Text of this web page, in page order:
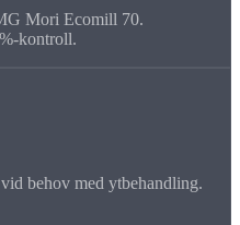
Mori Ecomill 70.
kontroll.
behov med ytbehandling.